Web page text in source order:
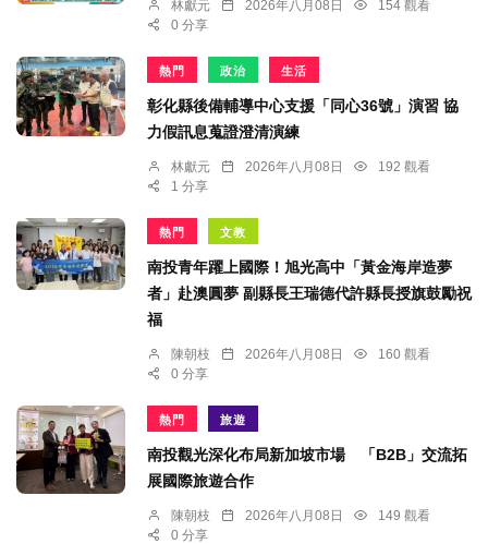
林獻元 2026年八月08日
154 觀看
0 分享
熱門 政治 生活
彰化縣後備輔導中心支援「同心36號」演習 協
力假訊息蒐證澄清演練
林獻元 2026年八月08日
192 觀看
1 分享
熱門 文教
南投青年躍上國際！旭光高中「黃金海岸造夢
者」赴澳圓夢 副縣長王瑞德代許縣長授旗鼓勵祝
福
陳朝枝 2026年八月08日
160 觀看
0 分享
熱門 旅遊
南投觀光深化布局新加坡市場 「B2B」交流拓
展國際旅遊合作
陳朝枝 2026年八月08日
149 觀看
0 分享